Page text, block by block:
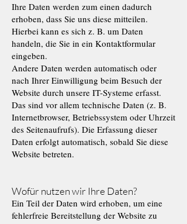
Ihre Daten werden zum einen dadurch
erhoben, dass Sie uns diese mitteilen.
Hierbei kann es sich z. B. um Daten
handeln, die Sie in ein Kontaktformular
eingeben.
Andere Daten werden automatisch oder
nach Ihrer Einwilligung beim Besuch der
Website durch unsere IT-Systeme erfasst.
Das sind vor allem technische Daten (z. B.
Internetbrowser, Betriebssystem oder Uhrzeit
des Seitenaufrufs). Die Erfassung dieser
Daten erfolgt automatisch, sobald Sie diese
Website betreten.
Wofür nutzen wir Ihre Daten?
Ein Teil der Daten wird erhoben, um eine
fehlerfreie Bereitstellung der Website zu